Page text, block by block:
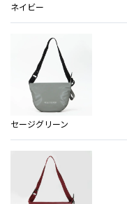
ネイビー
セージグリーン